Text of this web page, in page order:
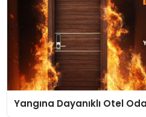
Yangına Dayanıklı Otel